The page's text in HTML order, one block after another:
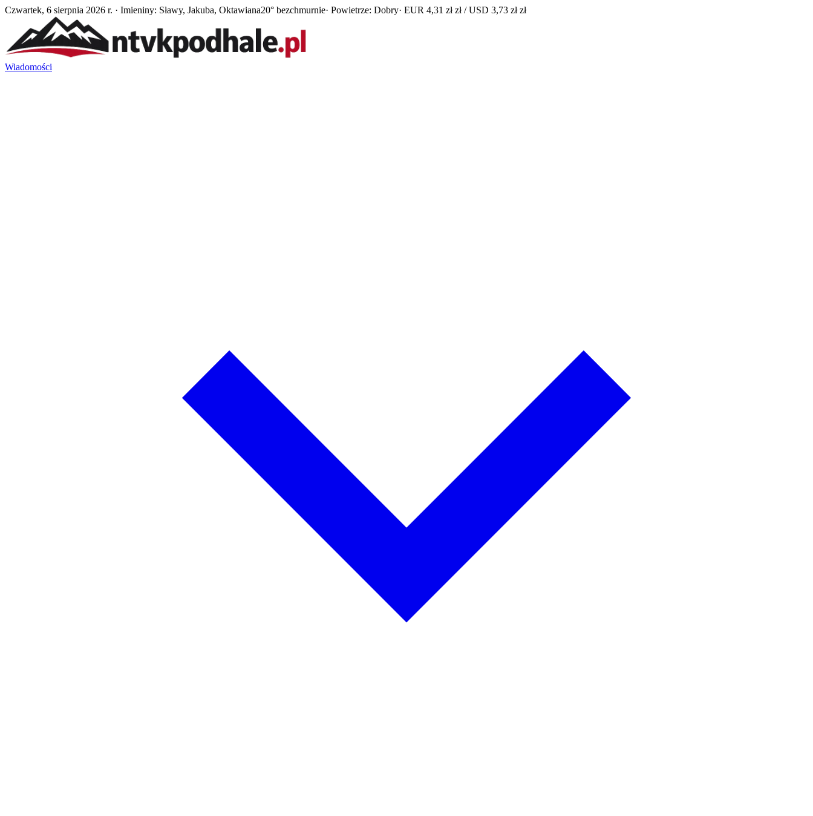
Czwartek, 6 sierpnia 2026 r. · Imieniny: Sławy, Jakuba, Oktawiana20° bezchmurnie· Powietrze: Dobry· EUR 4,31 zł zł / USD 3,73 zł zł
Wiadomości